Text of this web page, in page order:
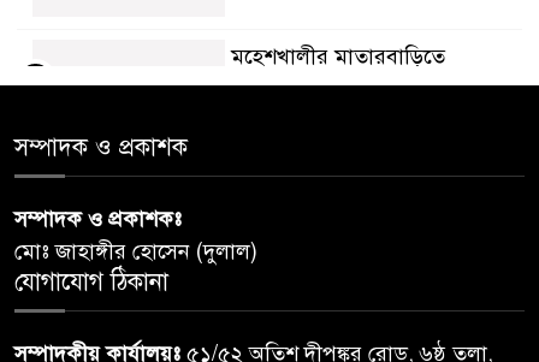
মহেশখালীর মাতারবাড়িতে
পৌঁছেছেন প্রধানমন্ত্রী
৬
গাজার ধ্বংসস্তূপে মিলল আরও ১৯
৭
সম্পাদক ও প্রকাশক
সম্পাদক ও প্রকাশকঃ
মোঃ জাহাঙ্গীর হোসেন (দুলাল)
যোগাযোগ ঠিকানা
সম্পাদকীয় কার্যালয়ঃ ৫১/৫২ অতিশ দীপঙ্কর রোড, ৬ষ্ঠ তলা,